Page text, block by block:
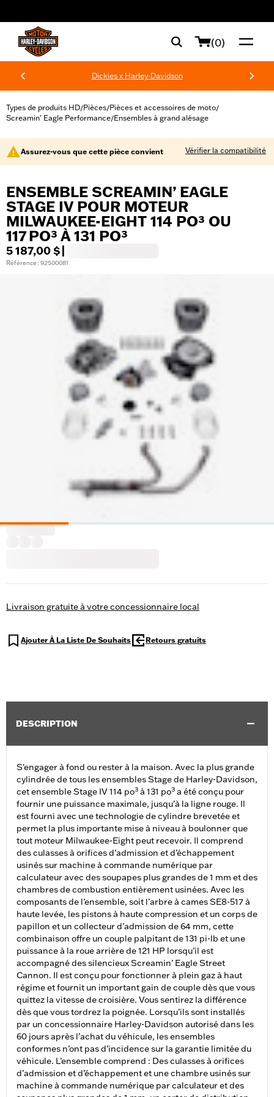
(0)
Dickies x Harley-Davidson
Types de produits HD/Pièces/Pièces et accessoires de moto/
Screamin' Eagle Performance/Ensembles à grand alésage
Assurez-vous que cette pièce convient Vérifier la compatibilité
ENSEMBLE SCREAMIN’ EAGLE
STAGE IV POUR MOTEUR
MILWAUKEE-EIGHT 114 PO³ OU
117 PO³ À 131 PO³
5 187,00 $
Référence : 92500081
Livraison gratuite à votre concessionnaire local
Ajouter À La Liste De Souhaits Retours gratuits
DESCRIPTION
S'engager à fond ou rester à la maison. Avec la plus grande
cylindrée de tous les ensembles Stage de Harley-Davidson,
cet ensemble Stage IV 114 po3 à 131 po3 a été conçu pour
fournir une puissance maximale, jusqu’à la ligne rouge. Il
est fourni avec une technologie de cylindre brevetée et
permet la plus importante mise à niveau à boulonner que
tout moteur Milwaukee-Eight peut recevoir. Il comprend
des culasses à orifices d’admission et d’échappement
usinés sur machine à commande numérique par
calculateur avec des soupapes plus grandes de 1 mm et des
chambres de combustion entièrement usinées. Avec les
composants de l’ensemble, soit l’arbre à cames SE8-517 à
haute levée, les pistons à haute compression et un corps de
papillon et un collecteur d’admission de 64 mm, cette
combinaison offre un couple palpitant de 131 pi-lb et une
puissance à la roue arrière de 121 HP lorsqu’il est
accompagné des silencieux Screamin’ Eagle Street
Cannon. Il est conçu pour fonctionner à plein gaz à haut
régime et fournit un important gain de couple dès que vous
quittez la vitesse de croisière. Vous sentirez la différence
dès que vous tordrez la poignée. Lorsqu’ils sont installés
par un concessionnaire Harley-Davidson autorisé dans les
60 jours après l’achat du véhicule, les ensembles
conformes n’ont pas d’incidence sur la garantie limitée du
véhicule. L’ensemble comprend : Des culasses à orifices
d’admission et d’échappement et une chambre usinés sur
machine à commande numérique par calculateur et des